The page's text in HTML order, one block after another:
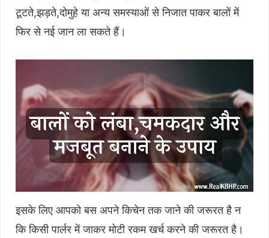
टूटते,झड़ते,दोमुहे या अन्य समस्याओं से निजात पाकर बालों में
फिर से नई जान ला सकते हैं।
इसके लिए आपको बस अपने किचेन तक जाने की जरूरत है न
कि किसी पार्लर में जाकर मोटी रकम खर्च करने की जरूरत है।